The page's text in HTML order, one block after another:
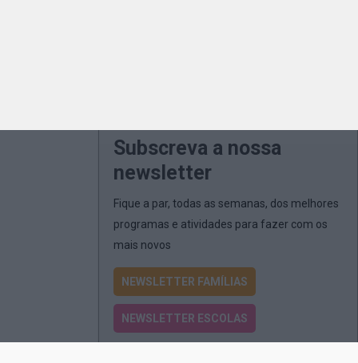
Subscreva a nossa
newsletter
Fique a par, todas as semanas, dos melhores
programas e atividades para fazer com os
mais novos
NEWSLETTER FAMÍLIAS
NEWSLETTER ESCOLAS